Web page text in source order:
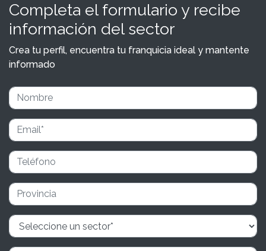
Completa el formulario y recibe
información del sector
Crea tu perfil, encuentra tu franquicia ideal y mantente
informado